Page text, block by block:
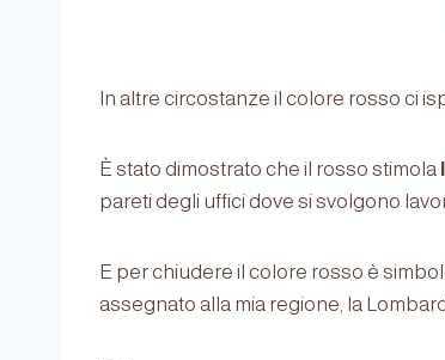
In altre circostanze il colore rosso ci
È stato dimostrato che il rosso stimola
pareti degli uffici dove si svolgono
E per chiudere il colore rosso è
assegnato alla mia regione, la